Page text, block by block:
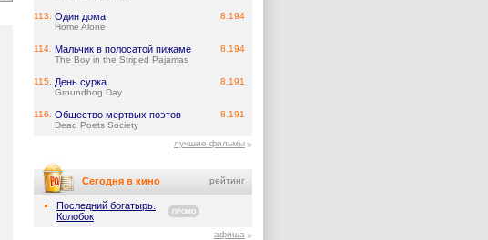
113. Один дома
Home Alone
8.194
114. Мальчик в полосатой пижаме
The Boy in the Striped Pajamas
8.194
115. День сурка
Groundhog Day
8.191
116. Общество мертвых поэтов
Dead Poets Society
8.191
лучшие фильмы
Сегодня в кино рейтинг
Последний богатырь.
Колобок
ПРОМО
афиша